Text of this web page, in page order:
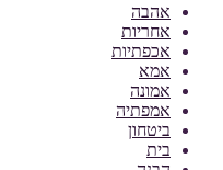
אהבה
אחריות
אכפתיות
אמא
אמונה
אמפתיה
ביטחון
בית